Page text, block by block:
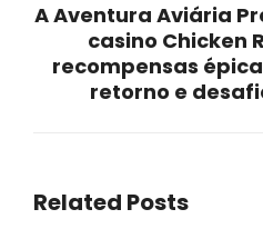
A Aventura Aviária
casino Chicken
recompensas
retorno e
Related Posts